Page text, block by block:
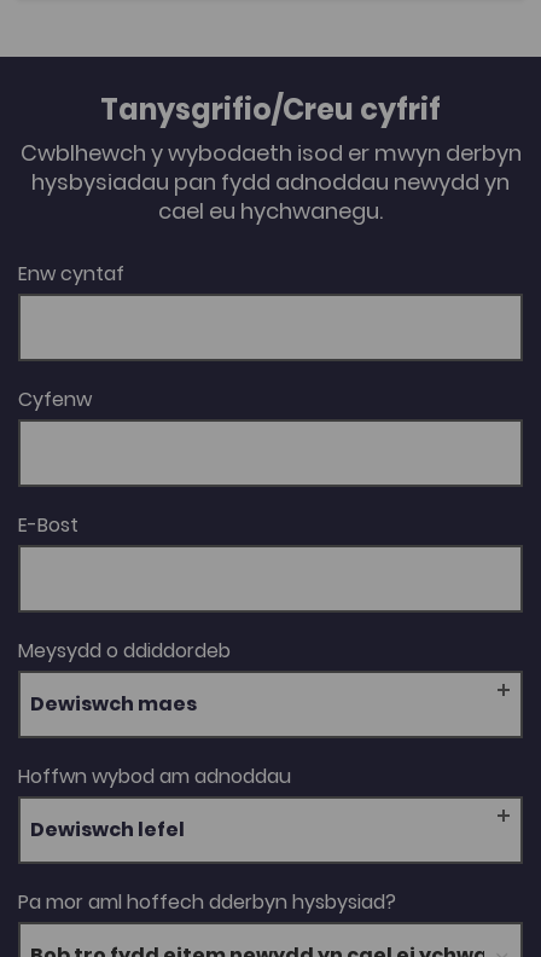
Tanysgrifio/Creu cyfrif
Cwblhewch y wybodaeth isod er mwyn derbyn
hysbysiadau pan fydd adnoddau newydd yn
cael eu hychwanegu.
Enw cyntaf
Cyfenw
E-Bost
Meysydd o ddiddordeb
Dewiswch maes
Hoffwn wybod am adnoddau
Dewiswch lefel
Pa mor aml hoffech dderbyn hysbysiad?